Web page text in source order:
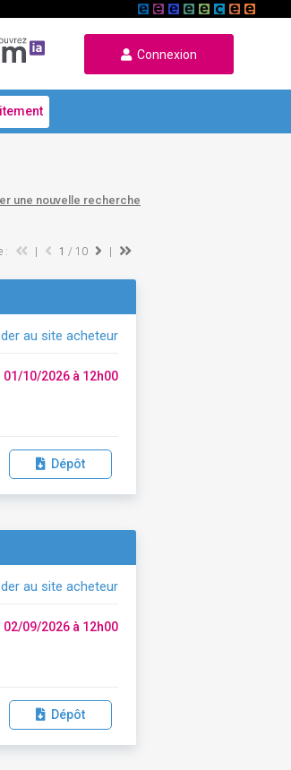
Connexion
une nouvelle recherche
: 1 / 10
au site acheteur
01/10/2026 à 12h00
Dépôt
au site acheteur
02/09/2026 à 12h00
Dépôt